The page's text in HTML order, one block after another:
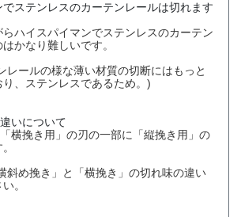
ステンレスのカーテンレールは切れます
パイマンでステンレスのカーテン
かなり難しいです。
の様な薄い材質の切断にはもっと
、ステンレスであるため。)
いについて
用」の刃の一部に「縦挽き用」の
」と「横挽き」の切れ味の違い
。